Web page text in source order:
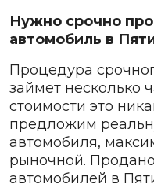
Нужно срочно
автомобиль в
Процедура
займет несколько
стоимости это
предложим
автомобиля,
рыночной.
автомобилей в